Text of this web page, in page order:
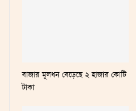
বাজার মূলধন বেড়েছে ২ হাজার কোটি
টাকা